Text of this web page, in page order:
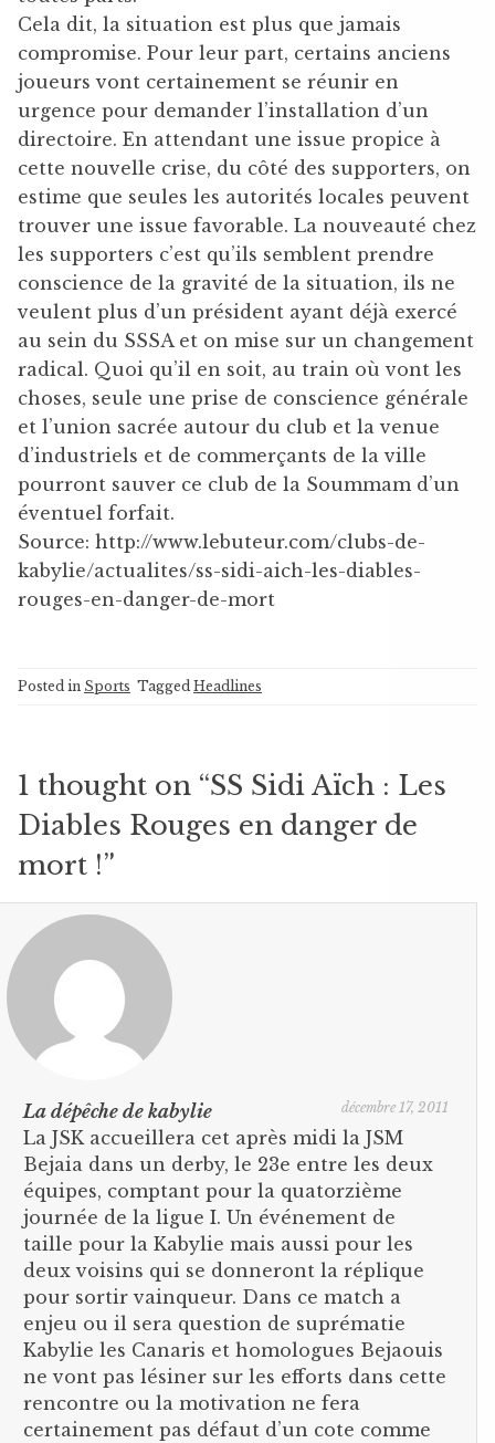
Cela dit, la situation est plus que jamais
compromise. Pour leur part, certains anciens
joueurs vont certainement se réunir en
urgence pour demander l’installation d’un
directoire. En attendant une issue propice à
cette nouvelle crise, du côté des supporters, on
estime que seules les autorités locales peuvent
trouver une issue favorable. La nouveauté chez
les supporters c’est qu’ils semblent prendre
conscience de la gravité de la situation, ils ne
veulent plus d’un président ayant déjà exercé
au sein du SSSA et on mise sur un changement
radical. Quoi qu’il en soit, au train où vont les
choses, seule une prise de conscience générale
et l’union sacrée autour du club et la venue
d’industriels et de commerçants de la ville
pourront sauver ce club de la Soummam d’un
éventuel forfait.
Source: http://www.lebuteur.com/clubs-de-
kabylie/actualites/ss-sidi-aich-les-diables-
rouges-en-danger-de-mort
Posted in Sports Tagged Headlines
1 thought on “SS Sidi Aïch : Les
Diables Rouges en danger de
mort !”
La dépêche de kabylie décembre 17, 2011
La JSK accueillera cet après midi la JSM
Bejaia dans un derby, le 23e entre les deux
équipes, comptant pour la quatorzième
journée de la ligue I. Un événement de
taille pour la Kabylie mais aussi pour les
deux voisins qui se donneront la réplique
pour sortir vainqueur. Dans ce match a
enjeu ou il sera question de suprématie
Kabylie les Canaris et homologues Bejaouis
ne vont pas lésiner sur les efforts dans cette
rencontre ou la motivation ne fera
certainement pas défaut d’un cote comme